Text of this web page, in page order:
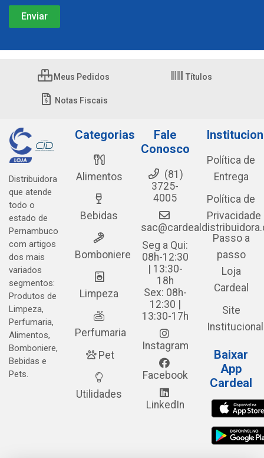
Meus Pedidos Títulos
Notas Fiscais
Distribuidora
que atende
todo o
estado de
Pernambuco
com artigos
dos mais
variados
segmentos:
Produtos de
Limpeza,
Perfumaria,
Alimentos,
Bomboniere,
Bebidas e
Pets.
Categorias
Alimentos
Bebidas
Bomboniere
Limpeza
Perfumaria
Pet
Utilidades
Fale
Conosco
(81)
3725-
4005
Seg a Qui:
08h-12:30
| 13:30-
18h
Sex: 08h-
12:30 |
13:30-17h
Instagram
Facebook
LinkedIn
Política de
Entrega
Política de
Privacidade
Passo a
passo
Loja
Cardeal
Site
Institucional
Baixar
App
Cardeal